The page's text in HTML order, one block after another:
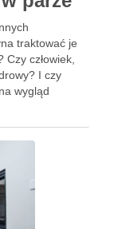
traktować je
człowiek,
I czy
wygląd
nie mają …